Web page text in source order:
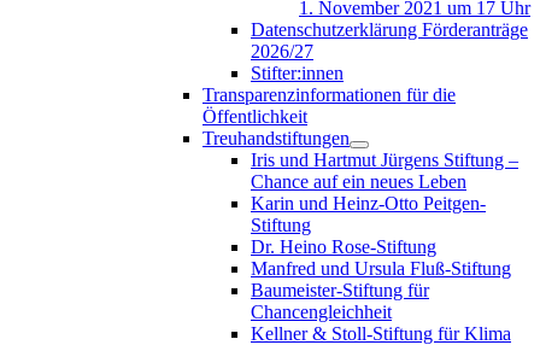
1. November 2021 um 17 Uhr
Datenschutzerklärung Förderanträge
2026/27
Stifter:innen
Transparenzinformationen für die
Öffentlichkeit
Treuhandstiftungen
Iris und Hartmut Jürgens Stiftung –
Chance auf ein neues Leben
Karin und Heinz-Otto Peitgen-
Stiftung
Dr. Heino Rose-Stiftung
Manfred und Ursula Fluß-Stiftung
Baumeister-Stiftung für
Chancengleichheit
Kellner & Stoll-Stiftung für Klima